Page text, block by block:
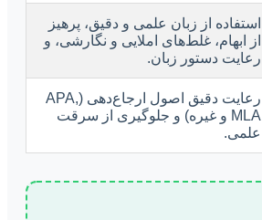
استفاده از زبان علمی و دقیق، پرهیز
از ابهام، غلط‌های املایی و نگارشی، و
رعایت دستور زبان.
رعایت دقیق اصول ارجاع‌دهی (APA,
MLA و غیره) و جلوگیری از سرقت
علمی.